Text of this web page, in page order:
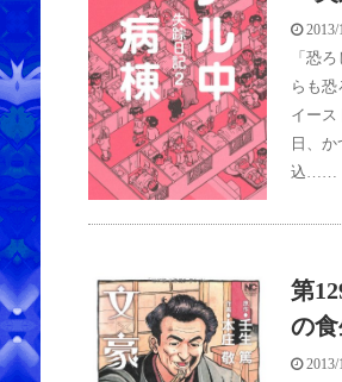
2013/
「恐
らも恐
イー
日、
込……
第
の
2013/